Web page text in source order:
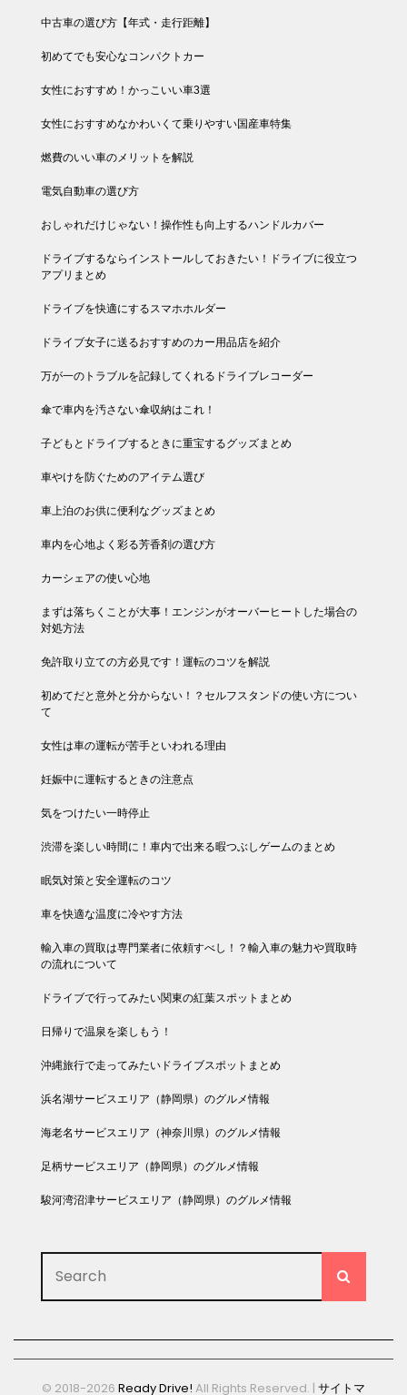
中古車の選び方【年式・走行距離】
初めてでも安心なコンパクトカー
女性におすすめ！かっこいい車3選
女性におすすめなかわいくて乗りやすい国産車特集
燃費のいい車のメリットを解説
電気自動車の選び方
おしゃれだけじゃない！操作性も向上するハンドルカバー
ドライブするならインストールしておきたい！ドライブに役立つ
アプリまとめ
ドライブを快適にするスマホホルダー
ドライブ女子に送るおすすめのカー用品店を紹介
万が一のトラブルを記録してくれるドライブレコーダー
傘で車内を汚さない傘収納はこれ！
子どもとドライブするときに重宝するグッズまとめ
車やけを防ぐためのアイテム選び
車上泊のお供に便利なグッズまとめ
車内を心地よく彩る芳香剤の選び方
カーシェアの使い心地
まずは落ちくことが大事！エンジンがオーバーヒートした場合の
対処方法
免許取り立ての方必見です！運転のコツを解説
初めてだと意外と分からない！？セルフスタンドの使い方につい
て
女性は車の運転が苦手といわれる理由
妊娠中に運転するときの注意点
気をつけたい一時停止
渋滞を楽しい時間に！車内で出来る暇つぶしゲームのまとめ
眠気対策と安全運転のコツ
車を快適な温度に冷やす方法
輸入車の買取は専門業者に依頼すべし！？輸入車の魅力や買取時
の流れについて
ドライブで行ってみたい関東の紅葉スポットまとめ
日帰りで温泉を楽しもう！
沖縄旅行で走ってみたいドライブスポットまとめ
浜名湖サービスエリア（静岡県）のグルメ情報
海老名サービスエリア（神奈川県）のグルメ情報
足柄サービスエリア（静岡県）のグルメ情報
駿河湾沼津サービスエリア（静岡県）のグルメ情報
for:
© 2018-2026 Ready Drive! All Rights Reserved. | サイトマ